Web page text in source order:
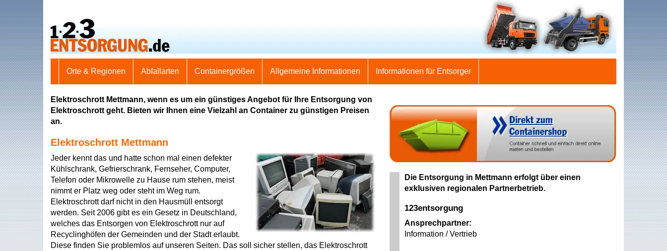
Orte & Regionen Abfallarten Containergrößen Allgemeine Informationen Informationen für Entsorger
Elektroschrott Mettmann, wenn es um ein günstiges Angebot für Ihre Entsorgung von
Elektroschrott geht. Bieten wir Ihnen eine Vielzahl an Container zu günstigen Preisen
an.
Elektroschrott Mettmann
Jeder kennt das und hatte schon mal einen defekter
Kühlschrank, Gefrierschrank, Fernseher, Computer,
Telefon oder Mikrowelle zu Hause rum stehen, meist
nimmt er Platz weg oder steht im Weg rum.
Elektroschrott darf nicht in den Hausmüll entsorgt
werden. Seit 2006 gibt es ein Gesetz in Deutschland,
welches das Entsorgen von Elektroschrott nur auf
Recyclinghöfen der Gemeinden und der Stadt erlaubt.
Diese finden Sie problemlos auf unseren Seiten. Das soll sicher stellen, das Elektroschrott
Die Entsorgung in Mettmann erfolgt über einen
exklusiven regionalen Partnerbetrieb.
123entsorgung
Ansprechpartner:
Information / Vertrieb